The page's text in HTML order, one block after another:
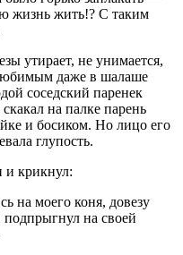
жизнь жить!? С таким
утирает, не унимается,
даже в шалаше
соседский паренек
на палке парень
и босиком. Но лицо его
глупость.
и крикнул:
на моего коня, довезу
на своей